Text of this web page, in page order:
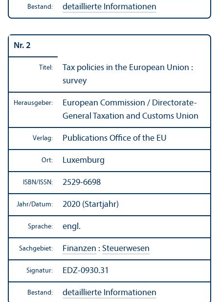
Bestand: detaillierte Informationen
Nr. 2
Titel:
Tax policies in the European Union :
survey
Herausgeber:
European Commission / Directorate-
General Taxation and Customs Union
Verlag: Publications Office of the EU
Ort: Luxemburg
ISBN/ ISSN: 2529-6698
Jahr/Datum: 2020 (Startjahr)
Sprache: engl.
Sachgebiet: Finanzen : Steuerwesen
Signatur: EDZ-0930.31
Bestand: detaillierte Informationen